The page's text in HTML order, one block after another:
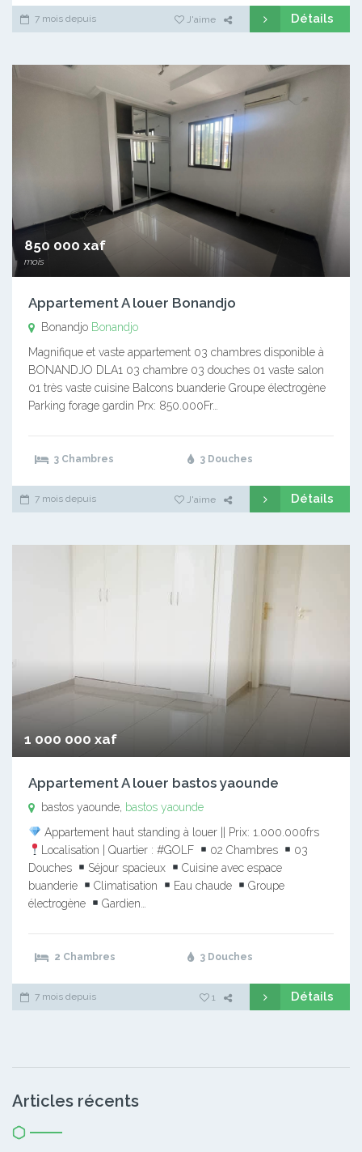
7 mois depuis J'aime Détails
850 000 xaf
mois
Appartement A louer Bonandjo
Bonandjo Bonandjo
Magnifique et vaste appartement 03 chambres disponible à
BONANDJO DLA1 03 chambre 03 douches 01 vaste salon
01 très vaste cuisine Balcons buanderie Groupe électrogène
Parking forage gardin Prx: 850.000Fr…
3 Chambres 3 Douches
7 mois depuis J'aime Détails
1 000 000 xaf
Appartement A louer bastos yaounde
bastos yaounde, bastos yaounde
Appartement haut standing à louer || Prix: 1.000.000frs
Localisation | Quartier : #GOLF
02 Chambres
03
Douches
Séjour spacieux
Cuisine avec espace
buanderie
Climatisation Eau chaude
Groupe
électrogène
Gardien…
2 Chambres 3 Douches
7 mois depuis 1 Détails
Articles récents